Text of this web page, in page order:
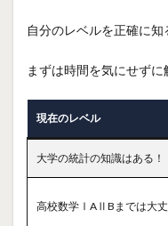
自分のレベルを正確に知
まずは時間を気にせずに
現在のレベル
大学の統計の知識はある！
高校数学ⅠAⅡBまでは大